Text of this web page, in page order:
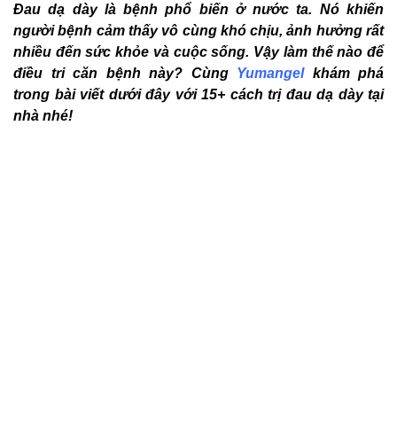
Đau dạ dày là bệnh phổ biến ở nước ta. Nó khiến
người bệnh cảm thấy vô cùng khó chịu, ảnh hưởng rất
nhiều đến sức khỏe và cuộc sống. Vậy làm thế nào để
điều tri căn bệnh này? Cùng Yumangelkhám phá
trong bài viết dưới đây với 15+ cách trị đau dạ dày tại
nhà nhé!